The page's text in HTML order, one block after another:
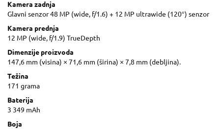
Kamera zadnja
Glavni senzor 48 MP (wide, f/1.6) + 12 MP ultrawide (120°) senzor
Kamera prednja
12 MP (wide, f/1.9) TrueDepth
Dimenzije proizvoda
147,6 mm (visina) × 71,6 mm (širina) × 7,8 mm (debljina).
Težina
171 grama
Baterija
3 349 mAh
Boja